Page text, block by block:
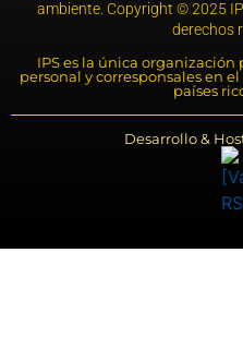
ambiente. Copyright © 2025
derechos
IPS es la única
personal y corresponsales en
países
Desarrollo &